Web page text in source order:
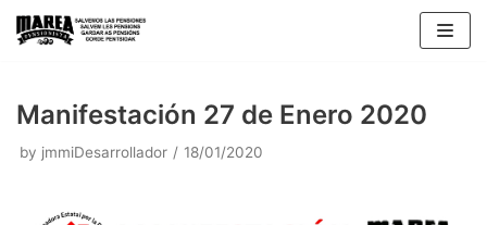
Skip
Manifestación 27 de Enero 2020
by jmmiDesarrollador 18/01/2020